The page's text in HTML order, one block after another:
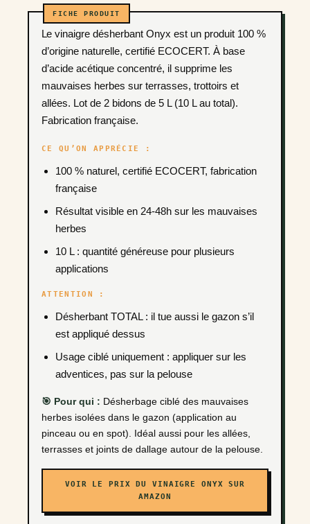
Le vinaigre désherbant Onyx est un produit 100 %
d’origine naturelle, certifié ECOCERT. À base
d’acide acétique concentré, il supprime les
mauvaises herbes sur terrasses, trottoirs et
allées. Lot de 2 bidons de 5 L (10 L au total).
Fabrication française.
CE QU’ON APPRÉCIE :
100 % naturel, certifié ECOCERT, fabrication
française
Résultat visible en 24-48h sur les mauvaises
herbes
10 L : quantité généreuse pour plusieurs
applications
ATTENTION :
Désherbant TOTAL : il tue aussi le gazon s’il
est appliqué dessus
Usage ciblé uniquement : appliquer sur les
adventices, pas sur la pelouse
🎯 Pour qui : Désherbage ciblé des mauvaises
herbes isolées dans le gazon (application au
pinceau ou en spot). Idéal aussi pour les allées,
terrasses et joints de dallage autour de la pelouse.
VOIR LE PRIX DU VINAIGRE ONYX SUR
AMAZON